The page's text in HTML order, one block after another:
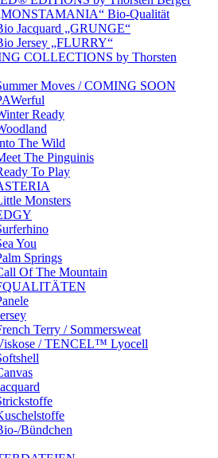
Bio-Qualität
Jacquard „GRUNGE“
Jersey „FLURRY“
COLLECTIONS by Thorsten
Moves / COMING SOON
Ready
The Wild
The Pinguinis
To Play
Monsters
You
Springs
Of The Mountain
Terry / Sommersweat
/ TENCEL™ Lyocell
Bündchen